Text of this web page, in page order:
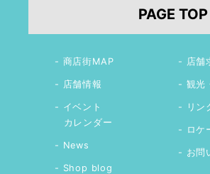
PAGE TOP
商店街MAP
店舗情報
イベント
カレンダー
News
Shop blog
店舗
観光
リン
ロケ
お問